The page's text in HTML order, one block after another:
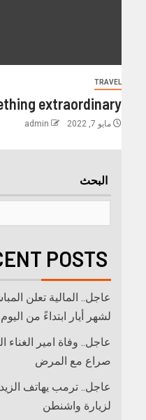
TRAVEL
extraordinary
مايو 7, 2022 admin
البحث
POSTS
عاجل.. المالية تعلن
لشهر أيار ابتداءً من
عاجل.. وفاة امير الغناء
صراع مع المرض
عاجل.. ترمب يهاتف
لزيارة واشنطن